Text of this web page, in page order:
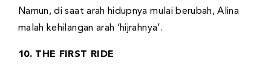
Namun, di saat arah hidupnya mulai berubah, Alina
malah kehilangan arah ‘hijrahnya’.
10. THE FIRST RIDE